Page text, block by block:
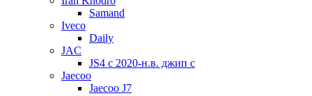
Samand
Iveco
Daily
JAC
JS4 с 2020-н.в. джип с
Jaecoo
Jaecoo J7